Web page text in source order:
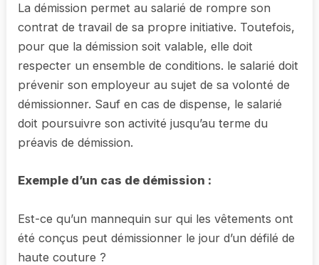
La démission permet au salarié de rompre son
contrat de travail de sa propre initiative. Toutefois,
pour que la démission soit valable, elle doit
respecter un ensemble de conditions. le salarié doit
prévenir son employeur au sujet de sa volonté de
démissionner. Sauf en cas de dispense, le salarié
doit poursuivre son activité jusqu’au terme du
préavis de démission.
Exemple d’un cas de démission :
Est-ce qu’un mannequin sur qui les vêtements ont
été conçus peut démissionner le jour d’un défilé de
haute couture ?